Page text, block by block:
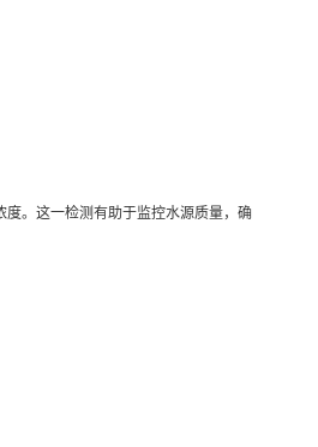
。这一检测有助于监控水源质量，确